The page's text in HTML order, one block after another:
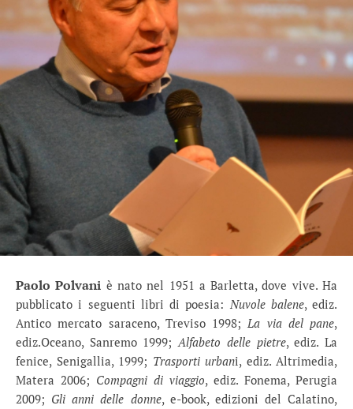
Paolo Polvani è nato nel 1951 a Barletta, dove vive. Ha
pubblicato i seguenti libri di poesia:Nuvole balene, ediz.
Antico mercato saraceno, Treviso 1998;La via del pane,
ediz.Oceano, Sanremo 1999;Alfabeto delle pietre, ediz. La
fenice, Senigallia, 1999; Trasporti urbani, ediz. Altrimedia,
Matera 2006; Compagni di viaggio, ediz. Fonema, Perugia
2009; Gli anni delle donne, e-book, edizioni del Calatino,